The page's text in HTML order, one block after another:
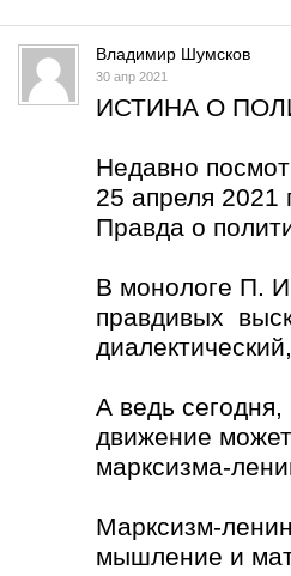
Владимир Шумсков
30 апр 2021
ИСТИНА О
Недавно
25 апреля 2021
Правда о
В монологе П.
правдивых
А ведь сегодня,
движение
марксизма-
Марксизм-
мышление и